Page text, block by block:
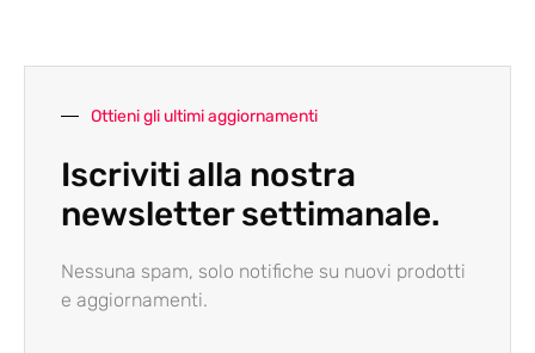
Ottieni gli ultimi aggiornamenti
Iscriviti alla nostra
newsletter settimanale.
Nessuna spam, solo notifiche su nuovi prodotti
e aggiornamenti.